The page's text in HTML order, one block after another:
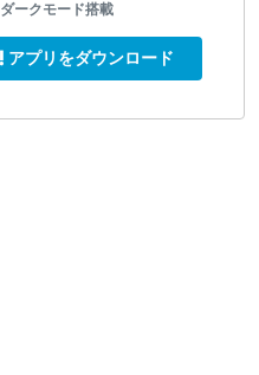
ダークモード搭載
アプリをダウンロード